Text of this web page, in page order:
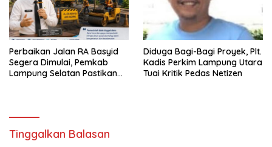
Perbaikan Jalan RA Basyid
Segera Dimulai, Pemkab
Lampung Selatan Pastikan
Diduga Bagi-Bagi Proyek, Plt.
Kadis Perkim Lampung Utara
Tuai Kritik Pedas Netizen
Tinggalkan Balasan